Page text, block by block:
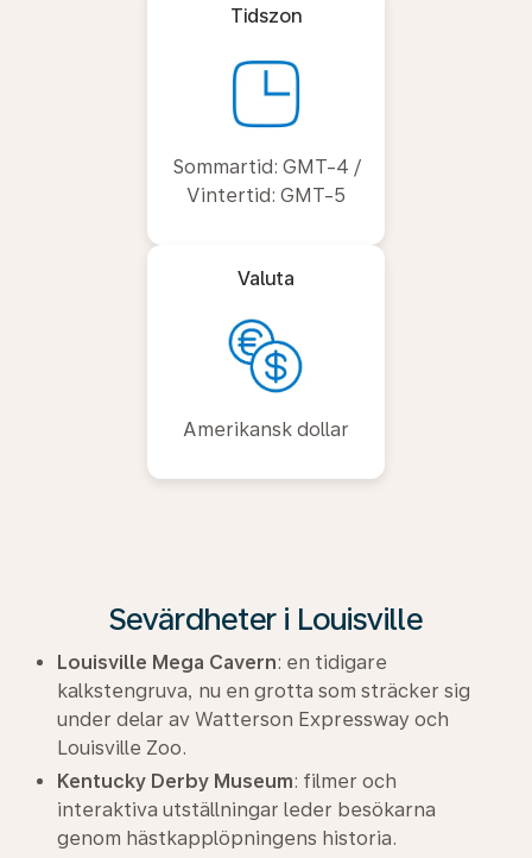
Tidszon
Sommartid: GMT-4 /
Vintertid: GMT-5
Valuta
Amerikansk dollar
Sevärdheter i Louisville
Louisville Mega Cavern: en tidigare
kalkstengruva, nu en grotta som sträcker sig
under delar av Watterson Expressway och
Louisville Zoo.
Kentucky Derby Museum: filmer och
interaktiva utställningar leder besökarna
genom hästkapplöpningens historia.